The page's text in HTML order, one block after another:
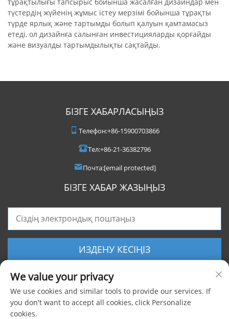
түстердің жүйенің жұмыс істеу мерзімі бойынша тұрақты
түрде ярлық және тартымды болып қалуын қамтамасыз
етеді, ол дизайнға салынған инвестицияларды қорғайды
және визуалды тартымдылықты сақтайды.
БІЗГЕ ХАБАРЛАСЫҢЫЗ
Телефон:+86-15900703866
Тел:+86-21-36382796
Почта:[email protected]
БІЗГЕ ХАБАР ЖАЗЫҢЫЗ
ИЗДЕНУ КЕСІҢІЗ
Барлық құқықтар сақталған © 2025 Shanghai Foxygen Industrial Co., Ltd.
We value your privacy
We use cookies and similar tools to provide our services. If
you don't want to accept all cookies, click Personalize
cookies.